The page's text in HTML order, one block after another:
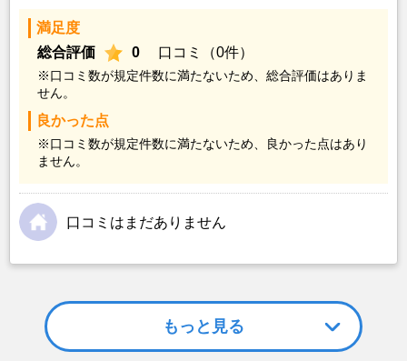
満足度
総合評価
0 口コミ（0件）
※口コミ数が規定件数に満たないため、総合評価はありま
せん。
良かった点
※口コミ数が規定件数に満たないため、良かった点はあり
ません。
口コミはまだありません
もっと見る